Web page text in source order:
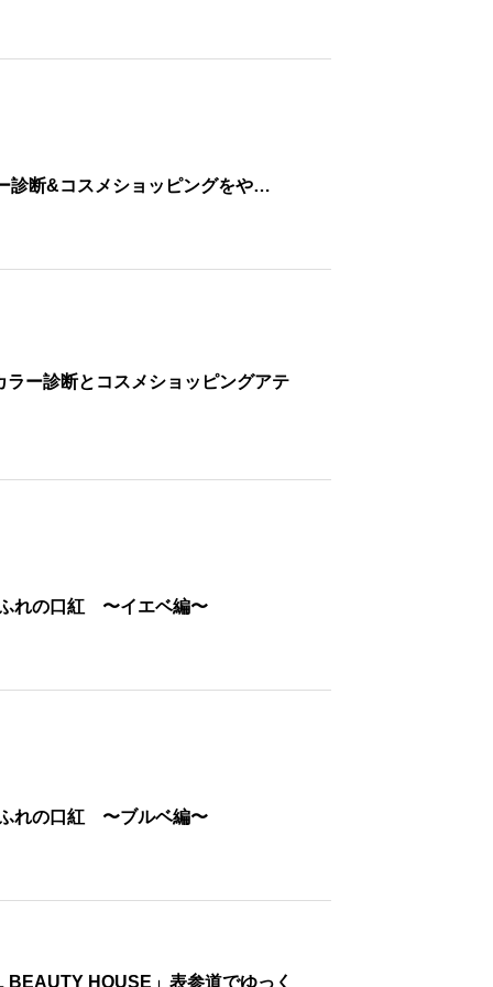
診断&コスメショッピングをや…
ー診断とコスメショッピングアテ
れの口紅 〜イエベ編〜
れの口紅 〜ブルベ編〜
HOUSE」表参道でゆっく